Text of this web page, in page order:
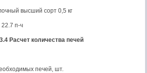
высший сорт 0,5 кг
22.7 п-ч
Расчет количества печей
печей, шт.